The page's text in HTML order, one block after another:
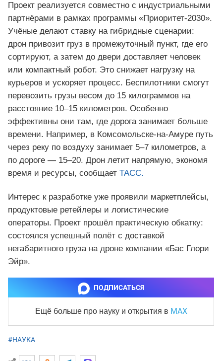
Проект реализуется совместно с индустриальными
партнёрами в рамках программы «Приоритет-2030».
Учёные делают ставку на гибридные сценарии:
дрон привозит груз в промежуточный пункт, где его
сортируют, а затем до двери доставляет человек
или компактный робот. Это снижает нагрузку на
курьеров и ускоряет процесс. Беспилотники смогут
перевозить грузы весом до 15 килограммов на
расстояние 10–15 километров. Особенно
эффективны они там, где дорога занимает больше
времени. Например, в Комсомольске-на-Амуре путь
через реку по воздуху занимает 5–7 километров, а
по дороге — 15–20. Дрон летит напрямую, экономя
время и ресурсы, сообщает ТАСС.
Интерес к разработке уже проявили маркетплейсы,
продуктовые ретейлеры и логистические
операторы. Проект прошёл практическую обкатку:
состоялся успешный полёт с доставкой
негабаритного груза на дроне компании «Бас Глори
Эйр».
ПОДПИСАТЬСЯ
Ещё больше про науку и открытия в MAX
#НАУКА